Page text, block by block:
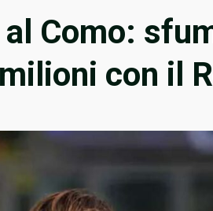
Como:
con il